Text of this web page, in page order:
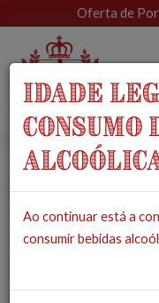
Oferta de
Filetes
Laranja
IDADE
CONSUMO
Ao continuar está a
consumir bebidas